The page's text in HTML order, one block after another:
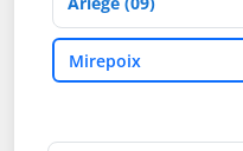
VilleMirepoix